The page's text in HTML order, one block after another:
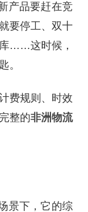
产品要赶在竞
要停工、双十
……这时候，
。
费规则、时效
整的非洲物流
景下，它的综